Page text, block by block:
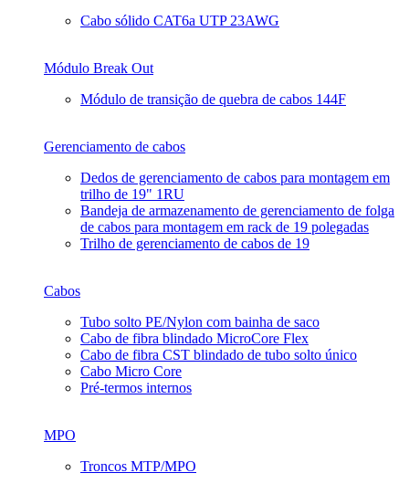
Cabo sólido CAT6a UTP 23AWG
Módulo Break Out
Módulo de transição de quebra de cabos 144F
Gerenciamento de cabos
Dedos de gerenciamento de cabos para montagem em
trilho de 19" 1RU
Bandeja de armazenamento de gerenciamento de folga
de cabos para montagem em rack de 19 polegadas
Trilho de gerenciamento de cabos de 19
Cabos
Tubo solto PE/Nylon com bainha de saco
Cabo de fibra blindado MicroCore Flex
Cabo de fibra CST blindado de tubo solto único
Cabo Micro Core
Pré-termos internos
MPO
Troncos MTP/MPO